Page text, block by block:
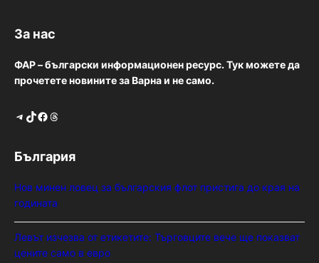
За нас
ФАР – български информационен ресурс. Тук можете да
прочетете новините за Варна и не само.
Telegram TikTok Facebook Threads
България
Нов минен ловец за българския флот пристига до края на
годината
Левът изчезва от етикетите: Търговците вече ще показват
цените само в евро